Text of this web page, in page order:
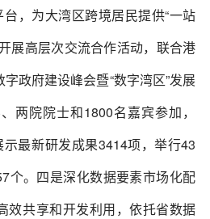
台，为大湾区跨境居民提供“一站
展高层次交流合作活动，联合港
政府建设峰会暨“数字湾区”发展
两院院士和1800名嘉宾参加，
最新研发成果3414项，举行43
个。四是深化数据要素市场化配
效共享和开发利用，依托省数据